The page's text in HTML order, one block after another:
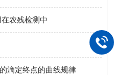
农残检测中
滴定终点的曲线规律